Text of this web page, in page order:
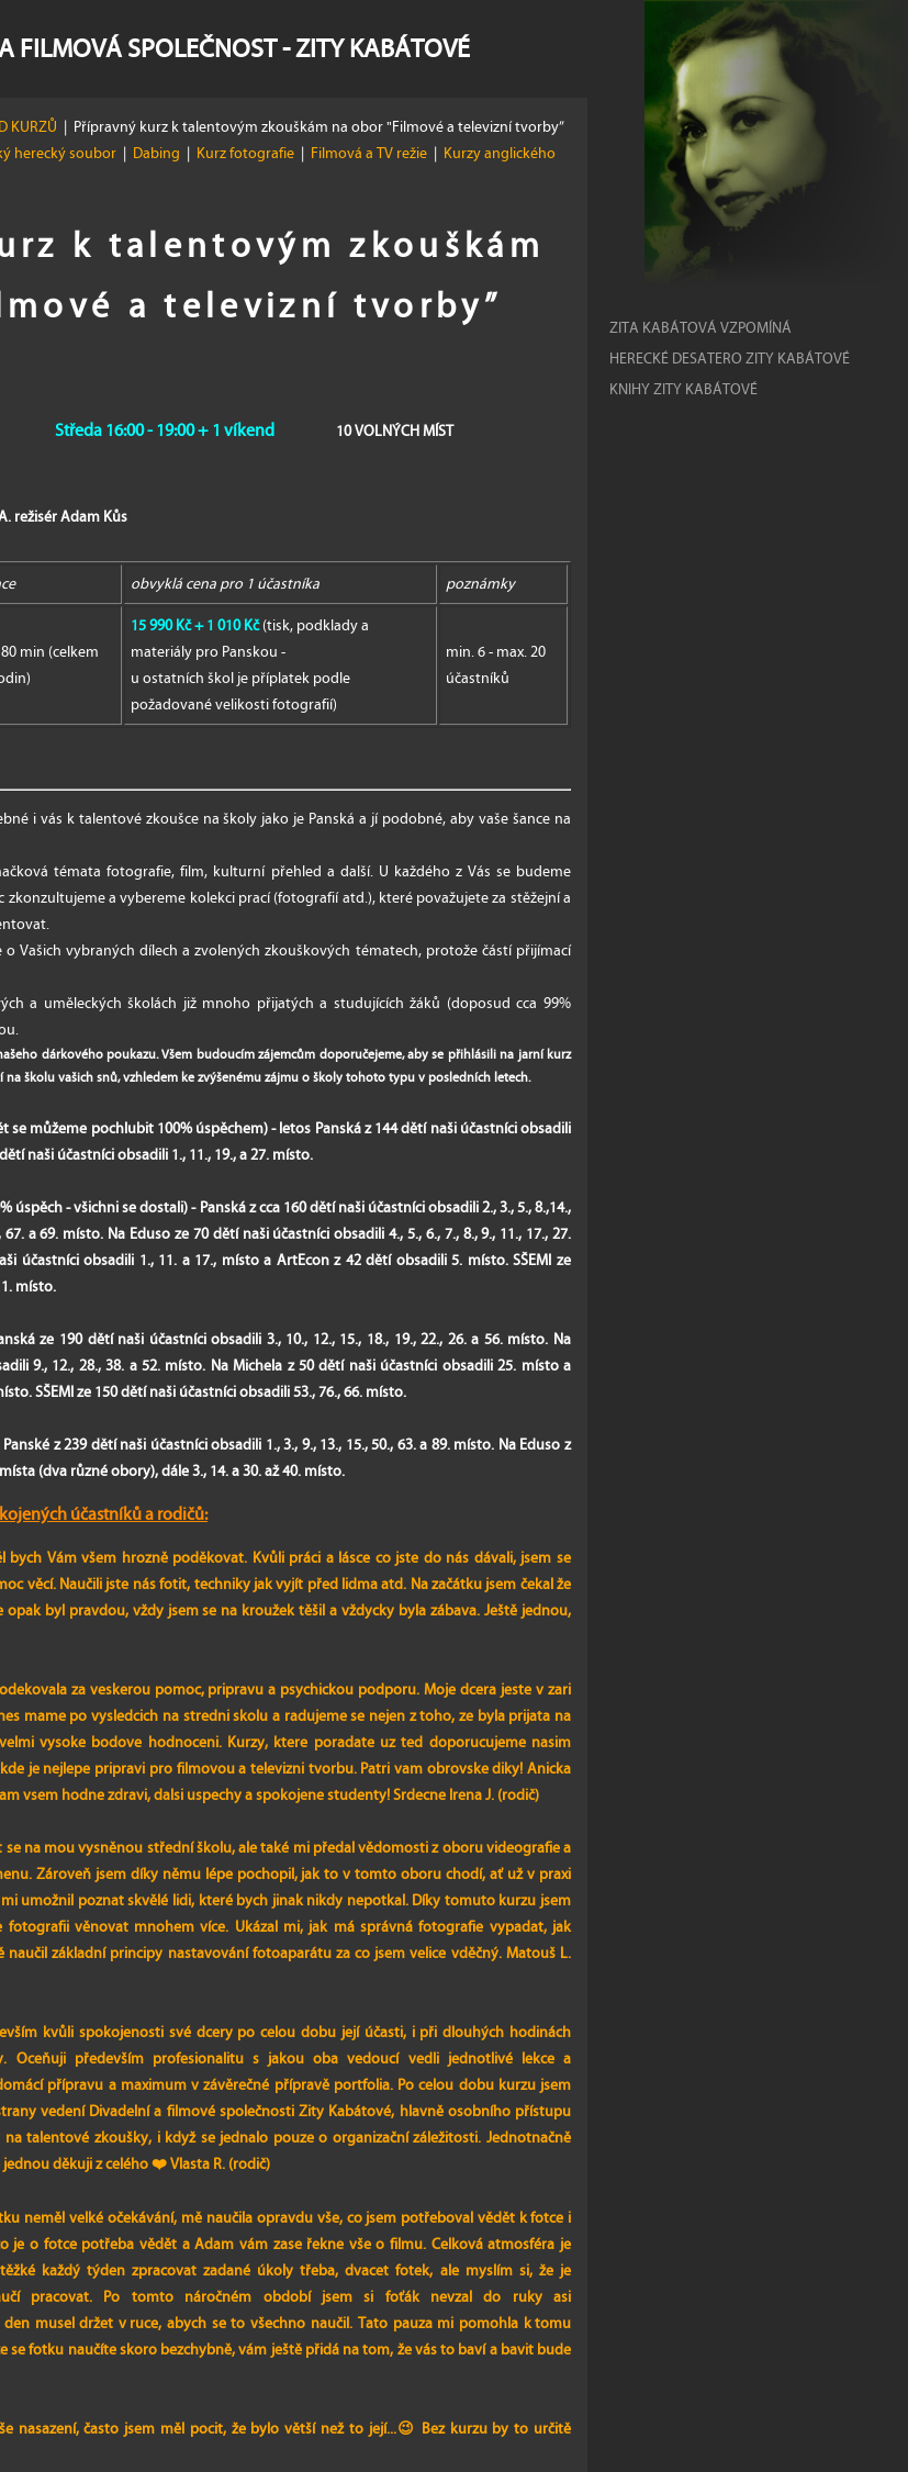
FILMOVÁ SPOLEČNOST - ZITY KABÁTOVÉ
KURZŮ | Přípravný kurz k talentovým zkouškám na obor "Filmové a televizní tvorby”
herecký soubor | Dabing | Kurz fotografie | Filmová a TV režie | Kurzy anglického
k talentovým zkouškám
a televizní tvorby”
Středa 16:00 - 19:00 + 1 víkend 10 VOLNÝCH MÍST
režisér Adam Kůs
obvyklá cena pro 1 účastníka poznámky
min (celkem
15 990 Kč + 1 010 Kč(tisk, podklady a
materiály pro Panskou -
u ostatních škol je příplatek podle
požadované velikosti fotografií)
min. 6 - max. 20
účastníků
i vás k talentové zkoušce na školy jako je Panská a jí podobné, aby vaše šance na
témata fotografie, film, kulturní přehled a další. U každého z Vás se budeme
a vybereme kolekci prací (fotografií atd.), které považujete za stěžejní a
Vašich vybraných dílech a zvolených zkouškových tématech, protože částí přijímací
a uměleckých školách již mnoho přijatých a studujících žáků (doposud cca 99%
dárkového poukazu. Všem budoucím zájemcům doporučejeme, aby se přihlásili na jarní kurz
školu vašich snů, vzhledem ke zvýšenému zájmu o školy tohoto typu v posledních letech.​
se můžeme pochlubit 100% úspěchem)- letos Panská z 144 dětí naši účastníci obsadili
naši účastníci obsadili 1., 11., 19., a 27. místo.
úspěch - všichni se dostali)- Panská z cca 160 dětí naši účastníci obsadili 2., 3., 5., 8.,14.,
67. a 69. místo. Na Eduso ze 70 dětí naši účastníci obsadili 4., 5., 6., 7., 8., 9., 11., 17., 27.
účastníci obsadili 1., 11. a 17., místo a ArtEcon z 42 dětí obsadili 5. místo. SŠEMI ze
místo.
ze 190 dětí naši účastníci obsadili 3., 10., 12., 15., 18., 19., 22., 26. a 56. místo. Na
9., 12., 28., 38. a 52. místo. Na Michela z 50 dětí naši účastníci obsadili 25. místo a
SŠEMI ze 150 dětí naši účastníci obsadili 53., 76., 66. místo.
z 239 dětí naši účastníci obsadili 1., 3., 9., 13., 15., 50., 63. a 89. místo. Na Eduso z
(dva různé obory), dále 3., 14. a 30. až 40. místo.
účastníků a rodičů:
bych Vám všem hrozně poděkovat. Kvůli práci a lásce co jste do nás dávali, jsem se
věcí. Naučili jste nás fotit, techniky jak vyjít před lidma atd. Na začátku jsem čekal že
byl pravdou, vždy jsem se na kroužek těšil a vždycky byla zábava. Ještě jednou,
za veskerou pomoc, pripravu a psychickou podporu. Moje dcera jeste v zari
mame po vysledcich na stredni skolu a radujeme se nejen z toho, ze byla prijata na
vysoke bodove hodnoceni. Kurzy, ktere poradate uz ted doporucujeme nasim
je nejlepe pripravi pro filmovou a televizni tvorbu. Patri vam obrovske diky! Anicka
vsem hodne zdravi, dalsi uspechy a spokojene studenty! Srdecne Irena J. (rodič)
na mou vysněnou střední školu, ale také mi předal vědomosti z oboru videografie a
Zároveň jsem díky němu lépe pochopil, jak to v tomto oboru chodí, ať už v praxi
umožnil poznat skvělé lidi, které bych jinak nikdy nepotkal. Díky tomuto kurzu jsem
věnovat mnohem více. Ukázal mi, jak má správná fotografie vypadat, jak
základní principy nastavování fotoaparátu za co jsem velice vděčný. Matouš L.
kvůli spokojenosti své dcery po celou dobu její účasti, i při dlouhých hodinách
Oceňuji především profesionalitu s jakou oba vedoucí vedli jednotlivé lekce a
přípravu a maximum v závěrečné přípravě portfolia. Po celou dobu kurzu jsem
vedení Divadelní a filmové společnosti Zity Kabátové, hlavně osobního přístupu
talentové zkoušky, i když se jednalo pouze o organizační záležitosti. Jednotnačně
děkuji z celého ❤️ Vlasta R. (rodič)
neměl velké očekávání, mě naučila opravdu vše, co jsem potřeboval vědět k fotce i
je o fotce potřeba vědět a Adam vám zase řekne vše o filmu. Celková atmosféra je
každý týden zpracovat zadané úkoly třeba, dvacet fotek, ale myslím si, že je
pracovat. Po tomto náročném období jsem si foťák nevzal do ruky asi
musel držet v ruce, abych se to všechno naučil. Tato pauza mi pomohla k tomu
se fotku naučíte skoro bezchybně, vám ještě přidá na tom, že vás to baví a bavit bude
nasazení, často jsem měl pocit, že bylo větší než to její...😉 Bez kurzu by to určitě
ZITA KABÁTOVÁ VZPOMÍNÁ
HERECKÉ DESATERO ZITY KABÁTOVÉ
KNIHY ZITY KABÁTOVÉ